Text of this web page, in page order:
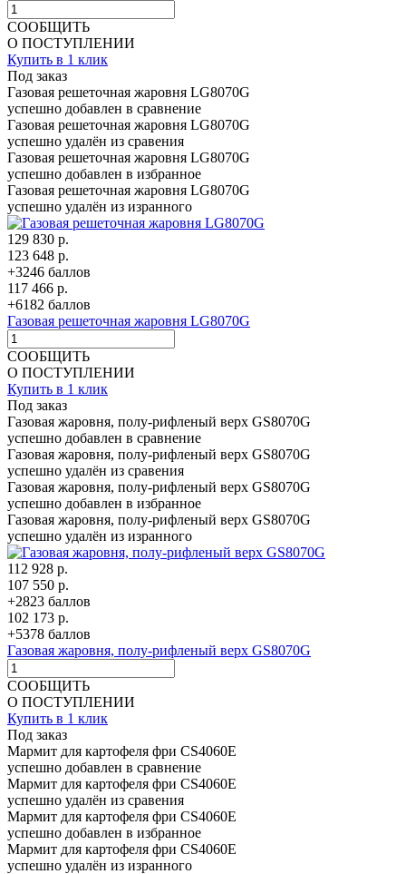
СООБЩИТЬ
О ПОСТУПЛЕНИИ
Купить в 1 клик
Под заказ
Газовая решеточная жаровня LG8070G
успешно добавлен в сравнение
Газовая решеточная жаровня LG8070G
успешно удалён из сравения
Газовая решеточная жаровня LG8070G
успешно добавлен в избранное
Газовая решеточная жаровня LG8070G
успешно удалён из изранного
129 830 р.
123 648 р.
+3246 баллов
117 466 р.
+6182 баллов
Газовая решеточная жаровня LG8070G
СООБЩИТЬ
О ПОСТУПЛЕНИИ
Купить в 1 клик
Под заказ
Газовая жаровня, полу-рифленый верх GS8070G
успешно добавлен в сравнение
Газовая жаровня, полу-рифленый верх GS8070G
успешно удалён из сравения
Газовая жаровня, полу-рифленый верх GS8070G
успешно добавлен в избранное
Газовая жаровня, полу-рифленый верх GS8070G
успешно удалён из изранного
112 928 р.
107 550 р.
+2823 баллов
102 173 р.
+5378 баллов
Газовая жаровня, полу-рифленый верх GS8070G
СООБЩИТЬ
О ПОСТУПЛЕНИИ
Купить в 1 клик
Под заказ
Мармит для картофеля фри СS4060E
успешно добавлен в сравнение
Мармит для картофеля фри СS4060E
успешно удалён из сравения
Мармит для картофеля фри СS4060E
успешно добавлен в избранное
Мармит для картофеля фри СS4060E
успешно удалён из изранного